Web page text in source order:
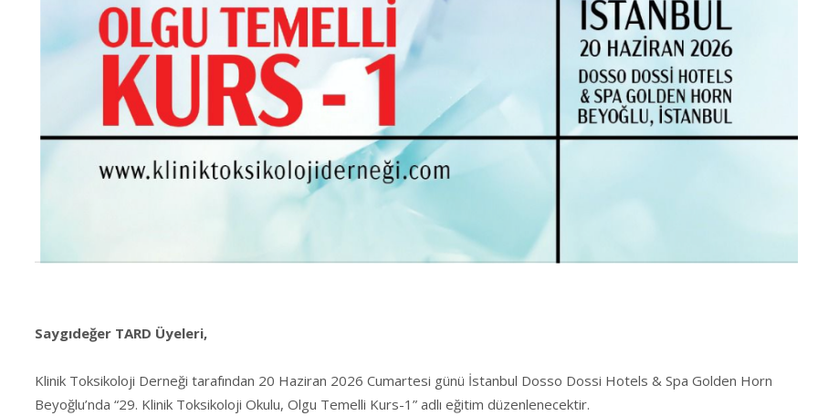
Saygıdeğer TARD Üyeleri,
Klinik Toksikoloji Derneği tarafından 20 Haziran 2026 Cumartesi günü İstanbul Dosso Dossi Hotels & Spa Golden Horn
Beyoğlu’nda “29. Klinik Toksikoloji Okulu, Olgu Temelli Kurs-1” adlı eğitim düzenlenecektir.